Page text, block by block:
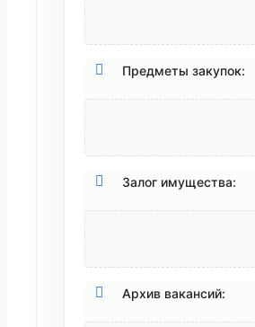
Предметы закупок:
Залог имущества:
Архив вакансий: